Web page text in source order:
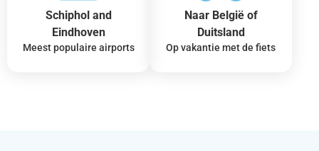
Schiphol and
Eindhoven
Meest populaire airports
Naar België of
Duitsland
Op vakantie met de fiets